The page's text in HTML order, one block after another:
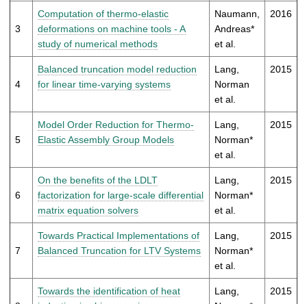
3
Computation of thermo-elastic
deformations on machine tools - A
study of numerical methods
Naumann,
Andreas*
et al.
2016
4
Balanced truncation model reduction
for linear time-varying systems
Lang,
Norman
et al.
2015
5
Model Order Reduction for Thermo-
Elastic Assembly Group Models
Lang,
Norman*
et al.
2015
6
On the benefits of the LDLT
factorization for large-scale differential
matrix equation solvers
Lang,
Norman*
et al.
2015
7
Towards Practical Implementations of
Balanced Truncation for LTV Systems
Lang,
Norman*
et al.
2015
Towards the identification of heat
Lang,
2015